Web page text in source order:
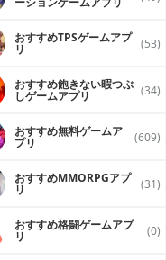
おすすめTPSゲームアプ
リ (53)
おすすめ飽きない暇つぶ
しゲームアプリ (34)
おすすめ無料ゲームア
プリ (609)
おすすめ MMORPGアプ
リ (31)
おすすめ格闘ゲームアプ
リ (0)